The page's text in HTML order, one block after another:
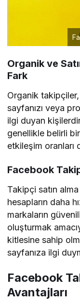
Organik ve
Fark
Organik
sayfanızı veya
ilgi duyan
genellikle belirli
etkileşim oranları
Facebook
Takipçi satın
hesapların daha
markaların
oluşturmak
kitlesine sahip
sayfanıza ilgi
Facebook
Avantajları